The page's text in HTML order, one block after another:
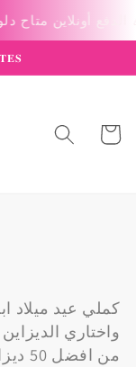
عربة
التسوق
كملي عيد ميلاد ابنك في
واختاري
من افضل 50 ديزاين كلهم من تصميم